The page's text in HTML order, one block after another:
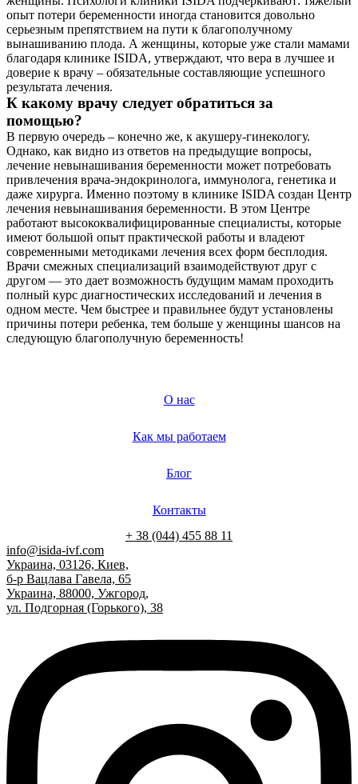
опыт потери беременности иногда становится довольно
серьезным препятствием на пути к благополучному
вынашиванию плода. А женщины, которые уже стали мамами
благодаря клинике ISIDA, утверждают, что вера в лучшее и
доверие к врачу – обязательные составляющие успешного
результата лечения.
К какому врачу следует обратиться за
помощью?
В первую очередь – конечно же, к акушеру-гинекологу.
Однако, как видно из ответов на предыдущие вопросы,
лечение невынашивания беременности может потребовать
привлечения врача-эндокринолога, иммунолога, генетика и
даже хирурга. Именно поэтому в клинике ISIDA создан Центр
лечения невынашивания беременности. В этом Центре
работают высококвалифицированные специалисты, которые
имеют большой опыт практической работы и владеют
современными методиками лечения всех форм бесплодия.
Врачи смежных специализаций взаимодействуют друг с
другом — это дает возможность будущим мамам проходить
полный курс диагностических исследований и лечения в
одном месте. Чем быстрее и правильнее будут установлены
причины потери ребенка, тем больше у женщины шансов на
следующую благополучную беременность!
О нас
Как мы работаем
Блог
Контакты
+ 38 (044) 455 88 11
info@isida-ivf.com
Украина, 03126, Киев,
б-р Вацлава Гавела, 65
Украина, 88000, Ужгород,
ул. Подгорная (Горького), 38